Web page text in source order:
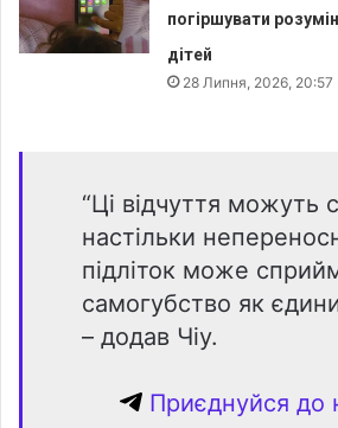
погіршувати
дітей
28 Липня, 2026, 20:57
“Ці відчуття можуть
настільки
підліток може
самогубство як
– додав Чіу.
Приєднуйся до